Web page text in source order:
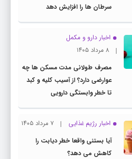
سرطان ها را افزایش دهد
اخبار دارو و مکمل
۸ مرداد ۱۴۰۵
مصرف طولانی مدت مسکن ها چه
عوارضی دارد؟ از آسیب کلیه و کبد
تا خطر وابستگی دارویی
اخبار رژیم غذایی
۷ مرداد ۱۴۰۵
آیا بستنی واقعا خطر دیابت را
کاهش می دهد؟